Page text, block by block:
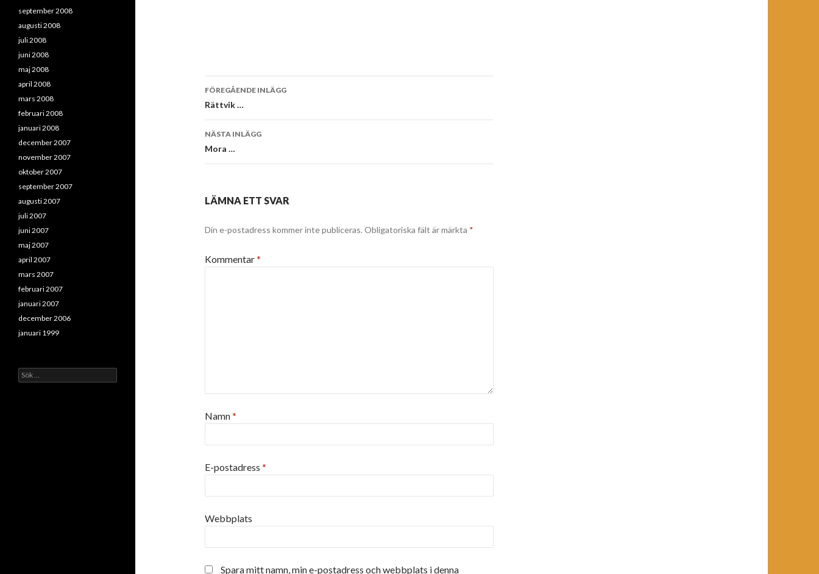
Inläggsnavigering
FÖREGÅENDE INLÄGG
Rättvik …
NÄSTA INLÄGG
Mora …
LÄMNA ETT SVAR
Din e-postadress kommer inte publiceras. Obligatoriska fält är märkta *
Kommentar*
Namn*
E-postadress *
Webbplats
Spara mitt namn, min e-postadress och webbplats i denna
september 2008
augusti 2008
juli 2008
juni 2008
maj 2008
april 2008
mars 2008
februari 2008
januari 2008
december 2007
november 2007
oktober 2007
september 2007
augusti 2007
juli 2007
juni 2007
maj 2007
april 2007
mars 2007
februari 2007
januari 2007
december 2006
januari 1999
Sök
efter: